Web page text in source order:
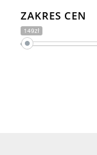
ZAKRES CEN
149zł